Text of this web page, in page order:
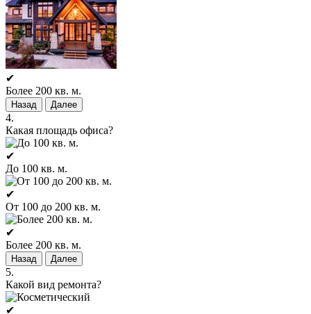
✔
Более 200 кв. м.
Назад Далее
4.
Какая площадь офиса?
✔
До 100 кв. м.
✔
От 100 до 200 кв. м.
✔
Более 200 кв. м.
Назад Далее
5.
Какой вид ремонта?
✔